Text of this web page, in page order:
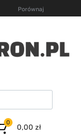
Porównaj
0,00 zł
0